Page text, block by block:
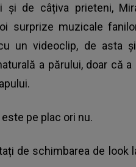
și de câțiva prieteni,
surprize muzicale
un videoclip, de asta
a părului, doar că
pe plac ori nu.
de schimbarea de look